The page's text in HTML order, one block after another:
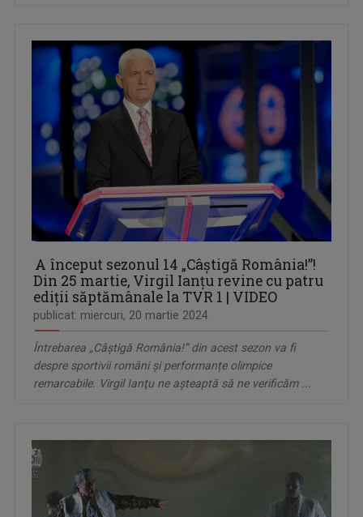
A început sezonul 14 „Câştigă România!”!
Din 25 martie, Virgil Ianţu revine cu patru
ediţii săptămânale la TVR 1 | VIDEO
publicat: miercuri, 20 martie 2024
Întrebarea „Câștigă România!” din acest sezon va fi
despre sportivii români şi performanțe olimpice
remarcabile. Virgil Ianţu ne aşteaptă să ne verificăm ...